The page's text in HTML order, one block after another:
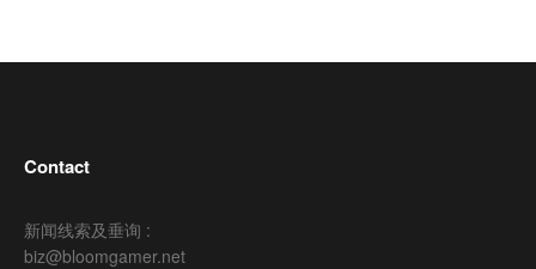
Contact
新闻线索及垂询 :
biz@bloomgamer.net